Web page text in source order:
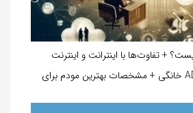
بهترین مودم های ADSL خانگی + مشخصات بهترین مودم برای